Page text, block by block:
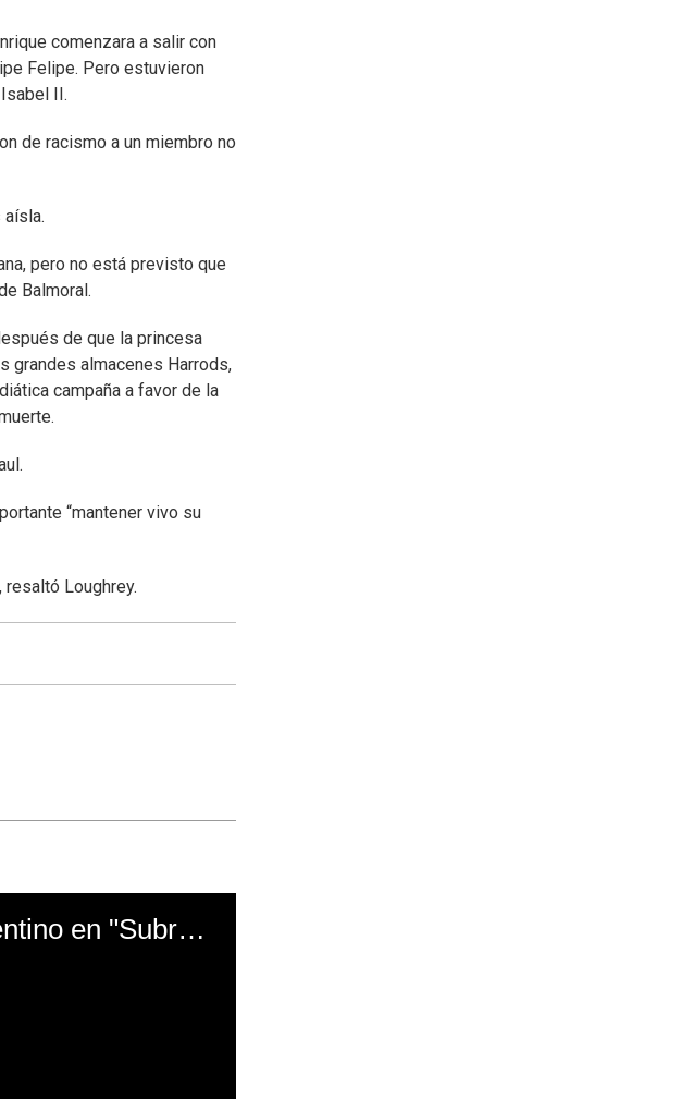
comenzara a salir con
Felipe. Pero estuvieron
II.
de racismo a un miembro no
aísla.
pero no está previsto que
Balmoral.
de que la princesa
grandes almacenes Harrods,
campaña a favor de la
“mantener vivo su
resaltó Loughrey.
El mal momento de Yanina Gasañol con un hincha argentino en "Subrayado"